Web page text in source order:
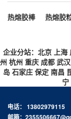
单单只是满
粘性、固化
快递袋作
使了快递袋
高，封口方
递袋破了但
是容易导致
热熔胶虽然
热熔胶棒 热熔胶
企业分站： 北京 上海
州 杭州 重庆 成都 武汉
岛 石家庄 保定 南昌
宁
电话： 13802979115
邮箱：